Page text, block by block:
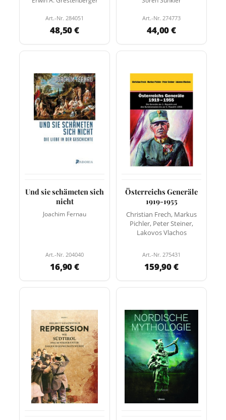
Art.-Nr. 284051
48,50 €
Art.-Nr. 274773
44,00 €
Und sie schämeten sich
nicht
Joachim Fernau
Art.-Nr. 204040
16,90 €
Österreichs Generäle
1919-1955
Christian Frech, Markus
Pichler, Peter Steiner,
Lakovos Vlachos
Art.-Nr. 275431
159,90 €